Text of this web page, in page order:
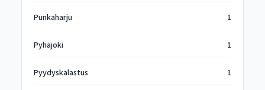
Punkaharju 1
Pyhäjoki 1
Pyydyskalastus 1